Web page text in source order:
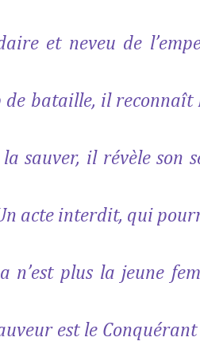
et neveu de
de bataille, il
sauver, il révèle son
acte interdit, qui
n’est plus la jeune
est le